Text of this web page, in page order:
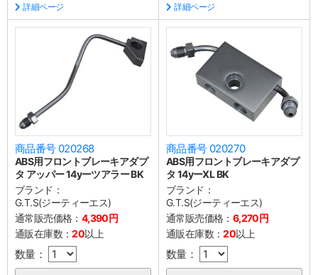
詳細ページ
詳細ページ
商品番号 020268
ABS用フロントブレーキアダプ
タ アッパー 14yーツアラー BK
ブランド：
G.T.S(ジーティーエス)
通常販売価格： 4,390円
通販在庫数：20以上
数量：
商品番号 020270
ABS用フロントブレーキアダプ
タ 14yーXL BK
ブランド：
G.T.S(ジーティーエス)
通常販売価格： 6,270円
通販在庫数：20以上
数量：